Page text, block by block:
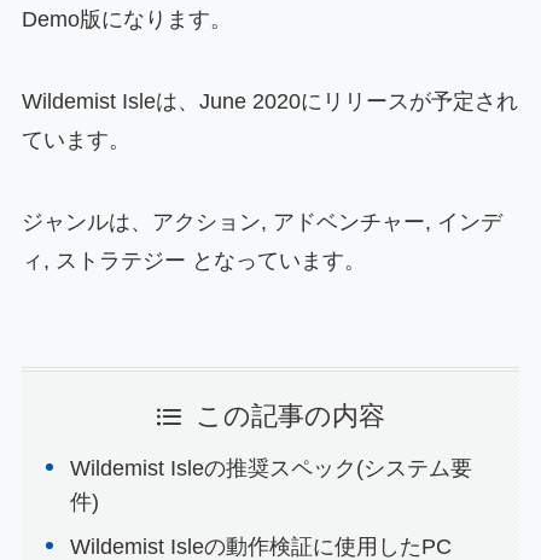
Demo版になります。
Wildemist Isleは、June 2020にリリースが予定され
ています。
ジャンルは、アクション, アドベンチャー, インデ
ィ, ストラテジー となっています。
この記事の内容
Wildemist Isleの推奨スペック(システム要
件)
Wildemist Isleの動作検証に使用したPC